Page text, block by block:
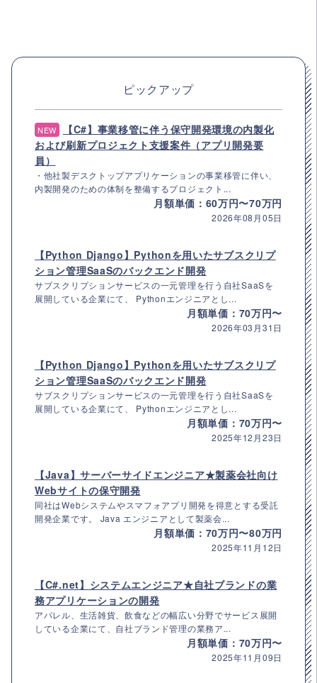
ピックアップ
NEW
【C#】事業移管に伴う保守開発環境の内製化
および刷新プロジェクト支援案件（アプリ開発要
員）
・他社製デスクトップアプリケーションの事業移管に伴い、
内製開発のための体制を整備するプロジェクト...
月額単価：60万円〜70万円
2026年08月05日
【Python Django】Pythonを用いたサブスクリプ
ション管理SaaSのバックエンド開発
サブスクリプションサービスの一元管理を行う自社SaaSを
展開している企業にて、 Pythonエンジニアとし...
月額単価：70万円〜
2026年03月31日
【Python Django】Pythonを用いたサブスクリプ
ション管理SaaSのバックエンド開発
サブスクリプションサービスの一元管理を行う自社SaaSを
展開している企業にて、 Pythonエンジニアとし...
月額単価：70万円〜
2025年12月23日
【Java】サーバーサイドエンジニア★製薬会社向け
Webサイトの保守開発
同社はWebシステムやスマフォアプリ開発を得意とする受託
開発企業です。 Java エンジニアとして製薬会...
月額単価：70万円〜80万円
2025年11月12日
【C#.net】システムエンジニア★自社ブランドの業
務アプリケーションの開発
アパレル、生活雑貨、飲食などの幅広い分野でサービス展開
している企業にて、自社ブランド管理の業務ア...
月額単価：70万円〜
2025年11月09日